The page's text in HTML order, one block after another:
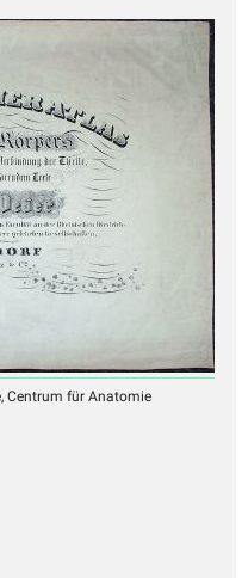
Centrum für Anatomie